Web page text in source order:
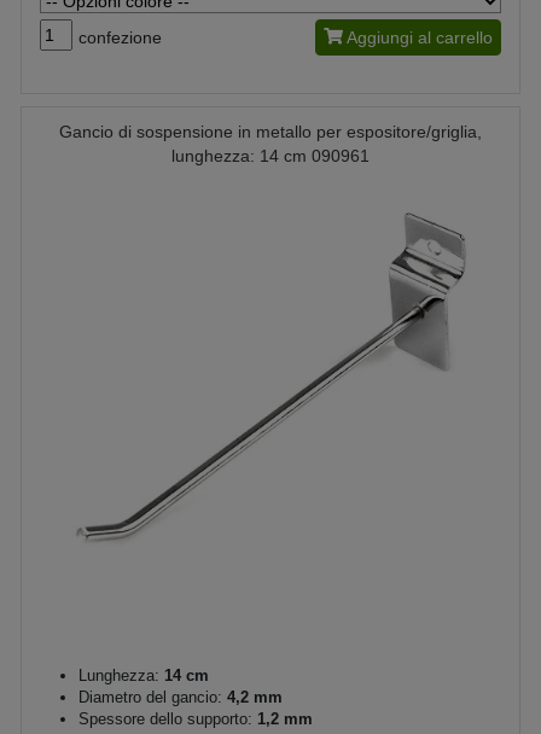
confezione Aggiungi al carrello
Gancio di sospensione in metallo per espositore/griglia,
lunghezza: 14 cm 090961
Lunghezza: 14 cm
Diametro del gancio: 4,2 mm
Spessore dello supporto: 1,2 mm